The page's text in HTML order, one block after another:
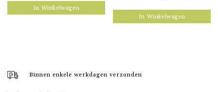
In Winkelwagen
In Winkelwagen
Binnen enkele werkdagen verzonden